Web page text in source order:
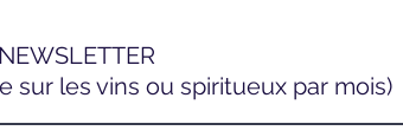
sur les vins ou spiritueux par mois)